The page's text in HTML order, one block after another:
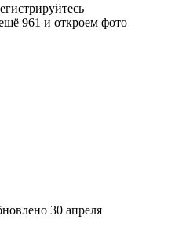
961 и откроем фото
30 апреля